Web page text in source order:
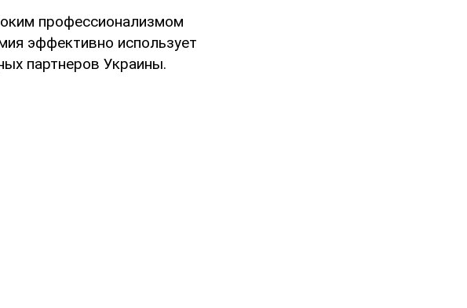
профессионализмом
эффективно использует
партнеров Украины.